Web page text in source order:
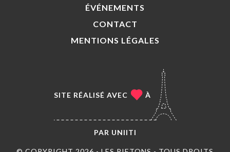
ÉVÉNEMENTS
CONTACT
MENTIONS LÉGALES
SITE RÉALISÉ AVEC À
PAR UNIITI